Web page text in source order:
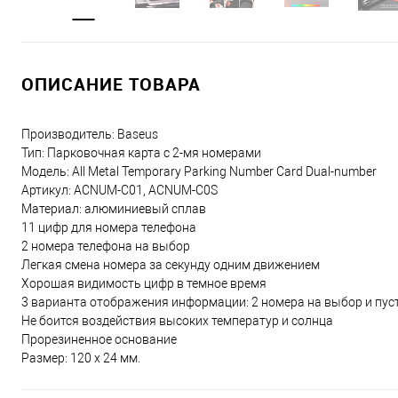
ОПИСАНИЕ ТОВАРА
Производитель: Baseus
Тип: Парковочная карта c 2-мя номерами
Модель: All Metal Temporary Parking Number Card Dual-number
Артикул: ACNUM-C01, ACNUM-C0S
Материал: алюминиевый сплав
11 цифр для номера телефона
2 номера телефона на выбор
Легкая смена номера за секунду одним движением
Хорошая видимость цифр в темное время
3 варианта отображения информации: 2 номера на выбор и
Не боится воздействия высоких температур и солнца
Прорезиненное основание
Размер: 120 х 24 мм.